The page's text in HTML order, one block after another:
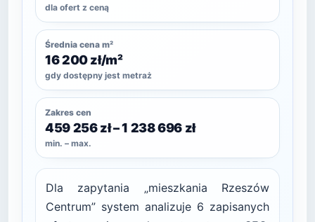
dla ofert z ceną
Średnia cena m²
16 200 zł/m²
gdy dostępny jest metraż
Zakres cen
459 256 zł – 1 238 696 zł
min. – max.
Dla zapytania „mieszkania Rzeszów
Centrum” system analizuje 6 zapisanych